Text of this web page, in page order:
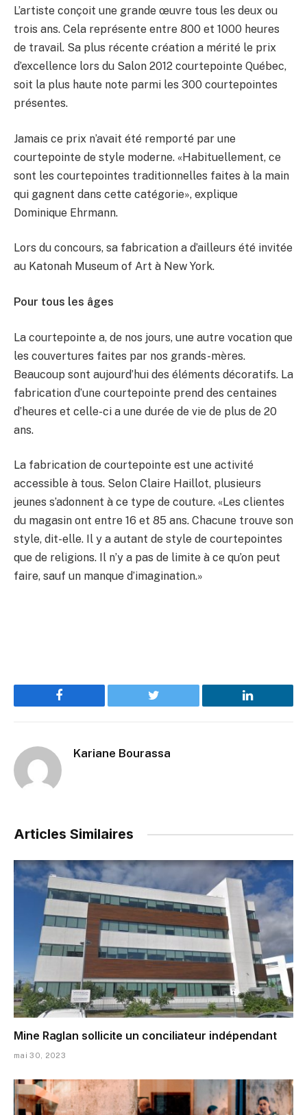
L’artiste conçoit une grande œuvre tous les deux ou
trois ans. Cela représente entre 800 et 1000 heures
de travail. Sa plus récente création a mérité le prix
d’excellence lors du Salon 2012 courtepointe Québec,
soit la plus haute note parmi les 300 courtepointes
présentes.
Jamais ce prix n’avait été remporté par une
courtepointe de style moderne. «Habituellement, ce
sont les courtepointes traditionnelles faites à la main
qui gagnent dans cette catégorie», explique
Dominique Ehrmann.
Lors du concours, sa fabrication a d’ailleurs été invitée
au Katonah Museum of Art à New York.
Pour tous les âges
La courtepointe a, de nos jours, une autre vocation que
les couvertures faites par nos grands-mères.
Beaucoup sont aujourd’hui des éléments décoratifs. La
fabrication d’une courtepointe prend des centaines
d’heures et celle-ci a une durée de vie de plus de 20
ans.
La fabrication de courtepointe est une activité
accessible à tous. Selon Claire Haillot, plusieurs
jeunes s’adonnent à ce type de couture. «Les clientes
du magasin ont entre 16 et 85 ans. Chacune trouve son
style, dit-elle. Il y a autant de style de courtepointes
que de religions. Il n’y a pas de limite à ce qu’on peut
faire, sauf un manque d’imagination.»
Facebook Twitter LinkedIn
Kariane Bourassa
Articles Similaires
Mine Raglan sollicite un conciliateur indépendant
mai 30, 2023